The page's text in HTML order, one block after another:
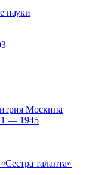
науки
Москина
— 1945
таланта»